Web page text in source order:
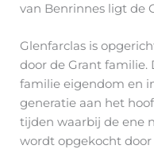
van Benrinnes ligt de
Glenfarclas is
door de Grant familie.
familie eigendom en
generatie aan het
tijden waarbij de ene
wordt opgekocht door